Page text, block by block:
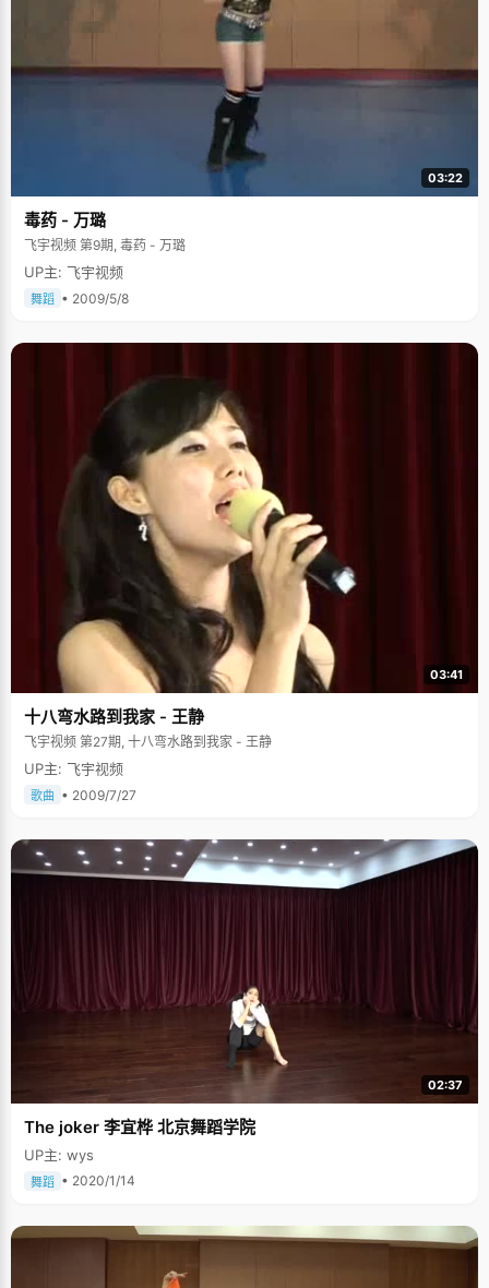
03:22
毒药 - 万璐
飞宇视频 第9期, 毒药 - 万璐
UP主: 飞宇视频
舞蹈 • 2009/5/8
03:41
十八弯水路到我家 - 王静
飞宇视频 第27期, 十八弯水路到我家 - 王静
UP主: 飞宇视频
歌曲 • 2009/7/27
02:37
The joker 李宜桦 北京舞蹈学院
UP主: wys
舞蹈 • 2020/1/14